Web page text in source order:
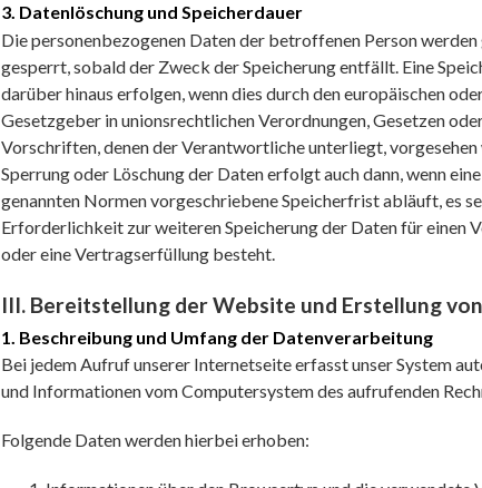
3. Datenlöschung und Speicherdauer
Die personenbezogenen Daten der betroffenen Person
gesperrt, sobald der Zweck der Speicherung entfällt. Eine
darüber hinaus erfolgen, wenn dies durch den europäischen
Gesetzgeber in unionsrechtlichen Verordnungen, Gesetzen
Vorschriften, denen der Verantwortliche unterliegt, vorgesehen
Sperrung oder Löschung der Daten erfolgt auch dann, wenn
genannten Normen vorgeschriebene Speicherfrist abläuft, es
Erforderlichkeit zur weiteren Speicherung der Daten für einen
oder eine Vertragserfüllung besteht.
III. Bereitstellung der Website und Erstellung
1. Beschreibung und Umfang der Datenverarbeitung
Bei jedem Aufruf unserer Internetseite erfasst unser System
und Informationen vom Computersystem des aufrufenden
Folgende Daten werden hierbei erhoben: